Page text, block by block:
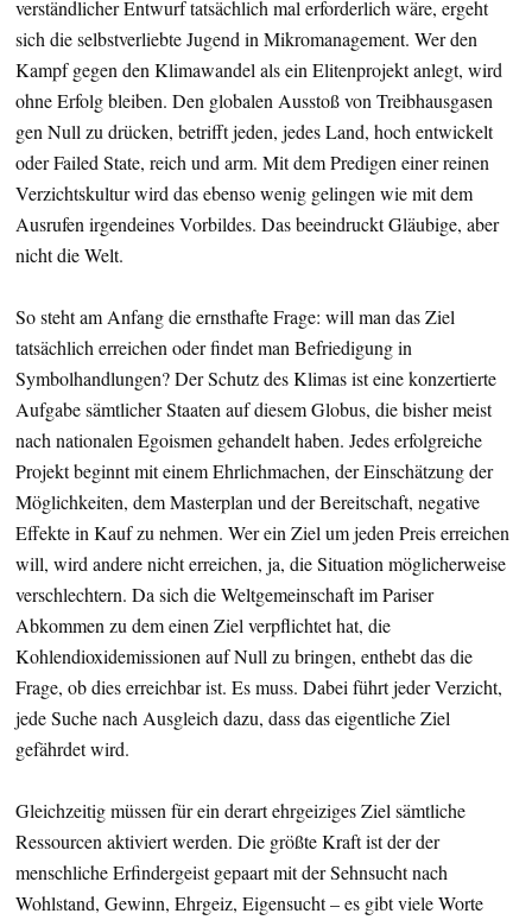
verständlicher Entwurf tatsächlich mal erforderlich wäre, ergeht
sich die selbstverliebte Jugend in Mikromanagement. Wer den
Kampf gegen den Klimawandel als ein Elitenprojekt anlegt, wird
ohne Erfolg bleiben. Den globalen Ausstoß von Treibhausgasen
gen Null zu drücken, betrifft jeden, jedes Land, hoch entwickelt
oder Failed State, reich und arm. Mit dem Predigen einer reinen
Verzichtskultur wird das ebenso wenig gelingen wie mit dem
Ausrufen irgendeines Vorbildes. Das beeindruckt Gläubige, aber
nicht die Welt.
So steht am Anfang die ernsthafte Frage: will man das Ziel
tatsächlich erreichen oder findet man Befriedigung in
Symbolhandlungen? Der Schutz des Klimas ist eine konzertierte
Aufgabe sämtlicher Staaten auf diesem Globus, die bisher meist
nach nationalen Egoismen gehandelt haben. Jedes erfolgreiche
Projekt beginnt mit einem Ehrlichmachen, der Einschätzung der
Möglichkeiten, dem Masterplan und der Bereitschaft, negative
Effekte in Kauf zu nehmen. Wer ein Ziel um jeden Preis erreichen
will, wird andere nicht erreichen, ja, die Situation möglicherweise
verschlechtern. Da sich die Weltgemeinschaft im Pariser
Abkommen zu dem einen Ziel verpflichtet hat, die
Kohlendioxidemissionen auf Null zu bringen, enthebt das die
Frage, ob dies erreichbar ist. Es muss. Dabei führt jeder Verzicht,
jede Suche nach Ausgleich dazu, dass das eigentliche Ziel
gefährdet wird.
Gleichzeitig müssen für ein derart ehrgeiziges Ziel sämtliche
Ressourcen aktiviert werden. Die größte Kraft ist der der
menschliche Erfindergeist gepaart mit der Sehnsucht nach
Wohlstand, Gewinn, Ehrgeiz, Eigensucht – es gibt viele Worte